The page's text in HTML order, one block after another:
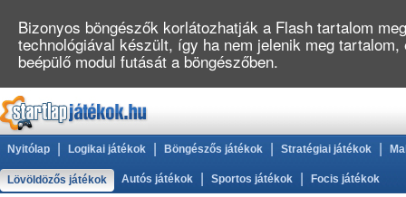
Nyitólap Logikai játékok Böngészős játékok Stratégiai játékok
Lövöldözős játékok Autós játékok Sportos játékok Focis játékok
Bizonyos böngészők korlátozhatják a Flash tartalom
technológiával készült, így ha nem jelenik meg
beépülő modul futását a böngészőben.